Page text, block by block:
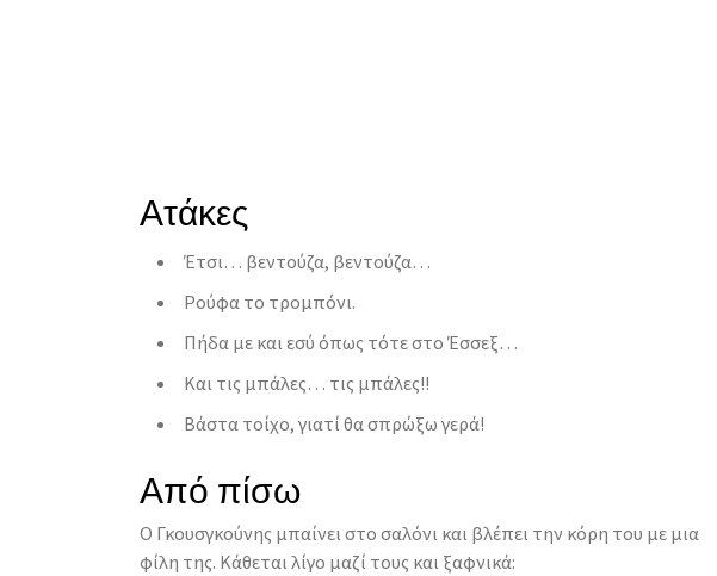
Ατάκες
Έτσι… βεντούζα, βεντούζα…
Ρούφα το τρομπόνι.
Πήδα με και εσύ όπως τότε στο Έσσεξ…
Και τις μπάλες… τις μπάλες!!
Βάστα τοίχο, γιατί θα σπρώξω γερά!
Από πίσω
Ο Γκουσγκούνης μπαίνει στο σαλόνι και βλέπει την κόρη του με μια
φίλη της. Κάθεται λίγο μαζί τους και ξαφνικά: